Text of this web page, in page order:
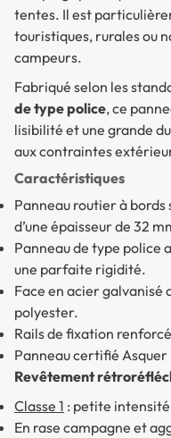
tentes. Il est
touristiques, rurales ou
campeurs.
Fabriqué selon les
de type police, ce
lisibilité et une grande
aux contraintes
Caractéristiques
Panneau routier à bords
d’une épaisseur de 32
Panneau de type police
une parfaite rigidité.
Face en acier galvanisé
polyester.
Rails de fixation
Panneau certifié Asquer
Revêtement
Classe 1 : petite
En rase campagne et